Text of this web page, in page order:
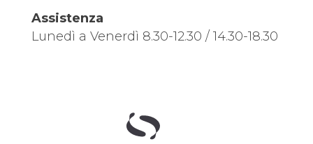
Assistenza
Lunedì a Venerdì 8.30-12.30 / 14.30-18.30